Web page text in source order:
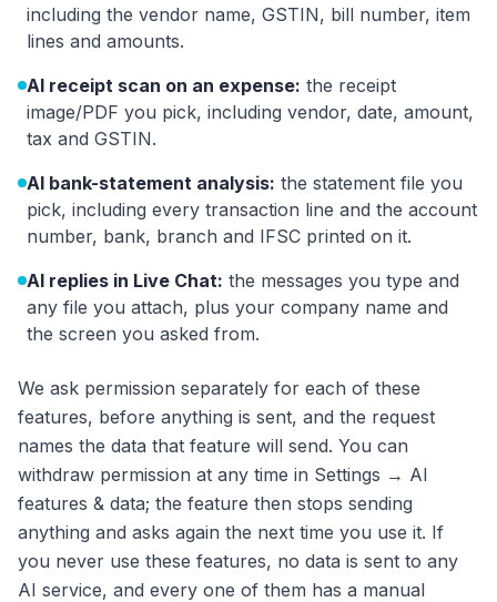
including the vendor name, GSTIN, bill number, item
lines and amounts.
AI receipt scan on an expense: the receipt
image/PDF you pick, including vendor, date, amount,
tax and GSTIN.
AI bank-statement analysis: the statement file you
pick, including every transaction line and the account
number, bank, branch and IFSC printed on it.
AI replies in Live Chat: the messages you type and
any file you attach, plus your company name and
the screen you asked from.
We ask permission separately for each of these
features, before anything is sent, and the request
names the data that feature will send. You can
withdraw permission at any time in Settings → AI
features & data; the feature then stops sending
anything and asks again the next time you use it. If
you never use these features, no data is sent to any
AI service, and every one of them has a manual